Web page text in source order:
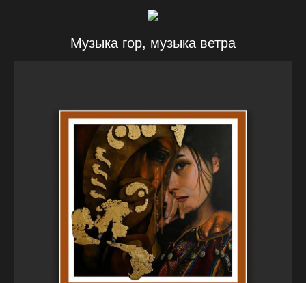
Музыка гор, музыка ветра